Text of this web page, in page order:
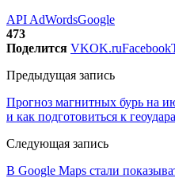
API AdWordsGoogle
473
Поделится VKOK.ruFacebook
Предыдущая запись
Прогноз магнитных бурь на
и как подготовиться к
Следующая запись
В Google Maps стали